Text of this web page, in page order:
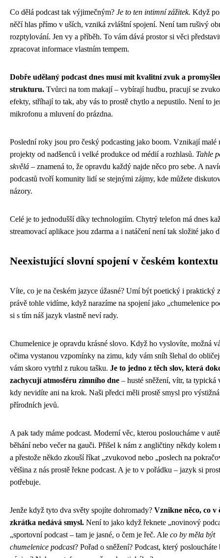
Co dělá podcast tak výjimečným? Je to ten intimní zážitek. Když
něčí hlas přímo v uších, vzniká zvláštní spojení. Není tam rušivý
rozptylování. Jen vy a příběh. To vám dává prostor si věci
zpracovat informace vlastním tempem.
Dobře udělaný podcast dnes musí mít kvalitní zvuk a
strukturu. Tvůrci na tom makají – vybírají hudbu, pracují se
efekty, stříhají to tak, aby vás to prostě chytlo a nepustilo. Není to
mikrofonu a mluvení do prázdna.
Poslední roky jsou pro český podcasting jako boom. Vznikají malé
projekty od nadšenců i velké produkce od médií a rozhlasů. Tahle
skvělá – znamená to, že opravdu každý najde něco pro sebe. A
podcastů tvoří komunity lidí se stejnými zájmy, kde můžete
názory.
Celé je to jednodušší díky technologiím. Chytrý telefon má dnes
streamovací aplikace jsou zdarma a i natáčení není tak složité jako
Neexistující slovní spojení v českém kontextu
Víte, co je na českém jazyce úžasné? Umí být poetický i praktický
právě tohle vidíme, když narazíme na spojení jako „chumelenice
si s tím náš jazyk vlastně neví rady.
Chumelenice je opravdu krásné slovo. Když ho vyslovíte, možná
očima vystanou vzpomínky na zimu, kdy vám sníh šlehal do
vám skoro vytrhl z rukou tašku. Je to jedno z těch slov, která
zachycují atmosféru zimního dne – husté sněžení, vítr, ta typická
kdy nevidíte ani na krok. Naši předci měli prostě smysl pro
přírodních jevů.
A pak tady máme podcast. Moderní věc, kterou posloucháme v
běhání nebo večer na gauči. Přišel k nám z angličtiny někdy kolem
a přestože někdo zkouší říkat „zvukovod nebo „poslech na
většina z nás prostě řekne podcast. A je to v pořádku – jazyk si
potřebuje.
Jenže když tyto dva světy spojíte dohromady? Vznikne něco, co v
zkrátka nedává smysl. Není to jako když řeknete „novinový
„sportovní podcast – tam je jasné, o čem je řeč. Ale co by měla být
chumelenice podcast? Pořad o sněžení? Podcast, který posloucháte